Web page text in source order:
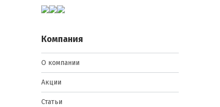
Компания
О компании
Акции
Статьи